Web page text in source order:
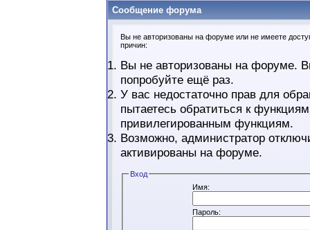
Сообщение форума
Вы не авторизованы на форуме или не имеете
причин:
Вы не авторизованы на форуме.
попробуйте ещё раз.
У вас недостаточно прав для
пытаетесь обратиться к
привилегированным функциям.
Возможно, администратор
активированы на форуме.
Вход
Имя:
Пароль: